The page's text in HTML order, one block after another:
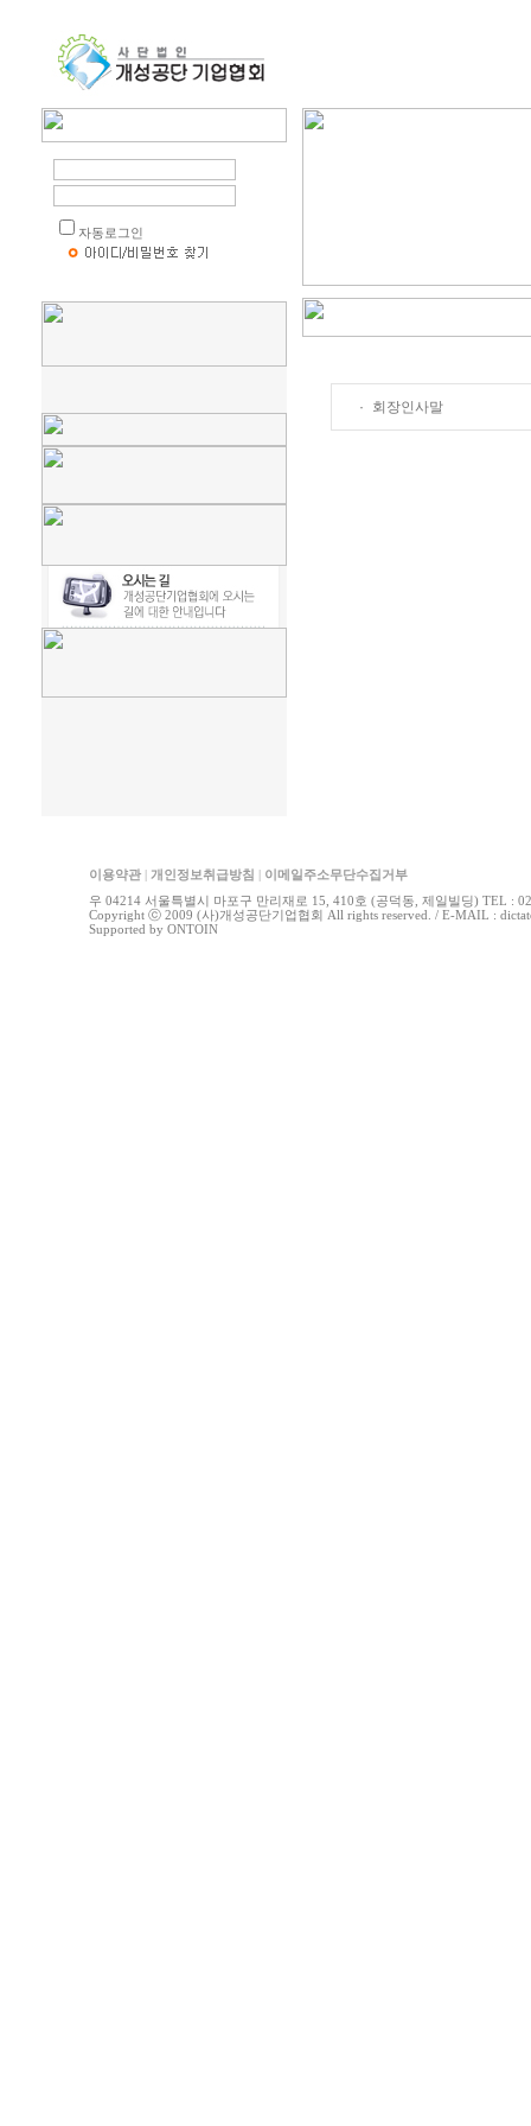
자동로그인
· 회장인사말
이용약관 개인정보취급방침
이메일주소무단수집거부
우 04214 서울특별시 마포구 만리재로 15, 410호 (공덕동, 제일빌딩) TEL :
Copyright ⓒ 2009 (사)개성공단기업협회 All rights reserved. / E-MAIL :
Supported by ONTOIN